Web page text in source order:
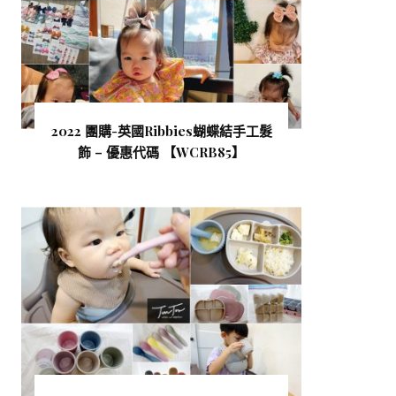
2022 團購-英國Ribbies蝴蝶結手工髮
飾 – 優惠代碼 【WCRB85 】